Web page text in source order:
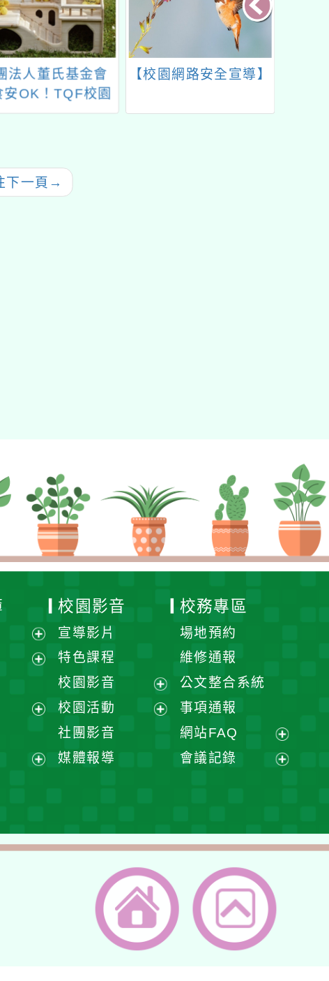
法人董氏基金會
安OK！TQF校園
品繪畫比賽」
【校園網路安全宣導】
下一頁 →
展
開
單
選
選
單
校園影音
宣導影片
特色課程
校園影音
展
校園活動
社團影音
媒體報導
校務專區
場地預約
維修通報
公文整合系統
事項通報
網站FAQ
展
開
會議記錄
單